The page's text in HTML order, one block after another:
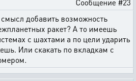
Сообщение #23
добавить возможность
ракет? А то имеешь
с шахтами а по цели ударить
Или скакать по вкладкам с